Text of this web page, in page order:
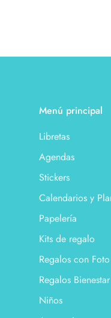
Menú principal
Libretas
Agendas
Stickers
Calendarios y
Papelería
Kits de regalo
Regalos con Foto
Regalos Bienestar
Niños